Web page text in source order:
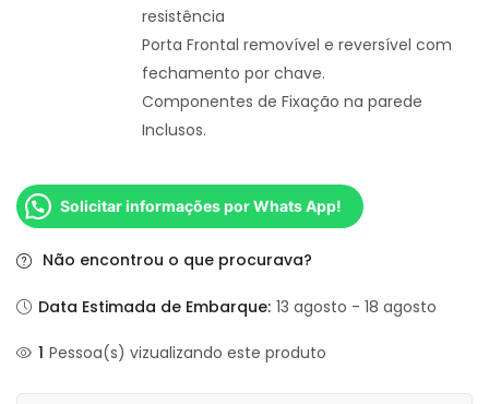
resistência
Porta Frontal removível e reversível com
fechamento por chave.
Componentes de Fixação na parede
Inclusos.
Solicitar informações por Whats App!
Não encontrou o que procurava?
Data Estimada de Embarque: 13 agosto - 18 agosto
1 Pessoa(s) vizualizando este produto